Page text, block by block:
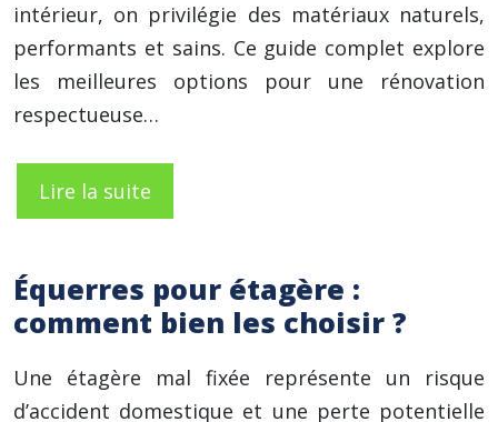
intérieur, on privilégie des matériaux naturels,
performants et sains. Ce guide complet explore
les meilleures options pour une rénovation
respectueuse…
Lire la suite
Équerres pour étagère :
comment bien les choisir ?
Une étagère mal fixée représente un risque
d’accident domestique et une perte potentielle